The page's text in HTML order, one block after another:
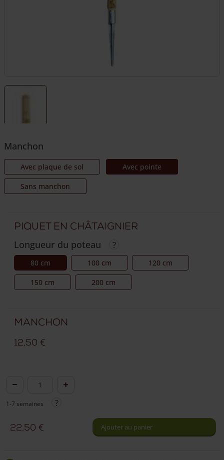
Manchon
Avec plaque de sol Avec pointe
Sans manchon
Piquet en châtaignier
Longueur du poteau
80 cm 100 cm 120 cm
150 cm 200 cm
Manchon
12,50 €
quantité
Piquet
en
1-7 semaines
22,50 € Ajouter au panier